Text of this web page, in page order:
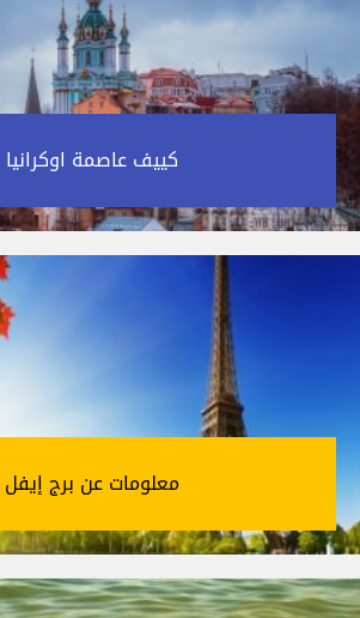
كييف عاصمة اوكرانيا‎
معلومات عن برج إيفل‎